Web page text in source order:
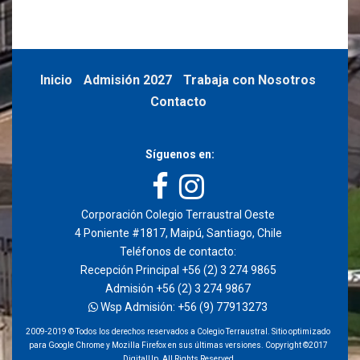
Inicio Admisión 2027
Trabaja con Nosotros
Contacto
Síguenos en:
Corporación Colegio Terraustral Oeste
4 Poniente #1817, Maipú, Santiago, Chile
Teléfonos de contacto:
Recepción Principal +56 (2) 3 274 9865
Admisión +56 (2) 3 274 9867
Wsp Admisión: +56 (9) 77913273
2009-2019 © Todos los derechos reservados a Colegio Terraustral. Sitio optimizado
para Google Chrome y Mozilla Firefox en sus últimas versiones. Copyright ©2017